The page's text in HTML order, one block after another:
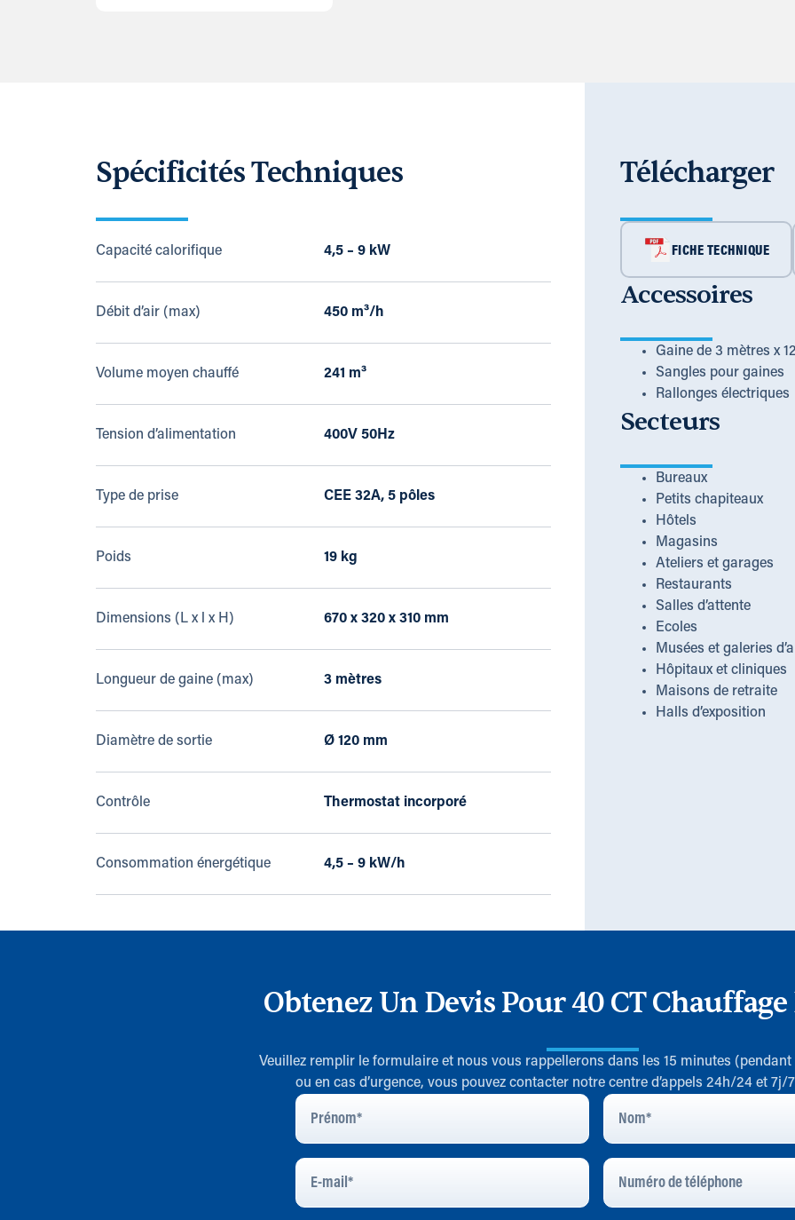
Spécificités Techniques
Capacité calorifique 4,5 – 9 kW
Débit d’air (max) 450 m³/h
Volume moyen chauffé 241 m³
Tension d’alimentation 400V 50Hz
Type de prise CEE 32A, 5 pôles
Poids 19 kg
Dimensions (L x l x H) 670 x 320 x 310 mm
Longueur de gaine (max) 3 mètres
Diamètre de sortie Ø 120 mm
Contrôle Thermostat incorporé
Consommation énergétique 4,5 – 9 kW/h
Télécharger
FICHE TECHNIQUE
Accessoires
Gaine de 3 mètres x
Sangles pour gaines
Rallonges électriques
Secteurs
Bureaux
Petits chapiteaux
Hôtels
Magasins
Ateliers et garages
Restaurants
Salles d’attente
Ecoles
Musées et galeries
Hôpitaux et cliniques
Maisons de retraite
Halls d’exposition
Obtenez Un Devis Pour 40 CT
Veuillez remplir le formulaire et nous vous rappellerons dans les 15 minutes
ou en cas d’urgence, vous pouvez contacter notre centre d’appels 24h/24 et 7j/
Prénom Nom
E-
Mail*
Numéro
Téléphone